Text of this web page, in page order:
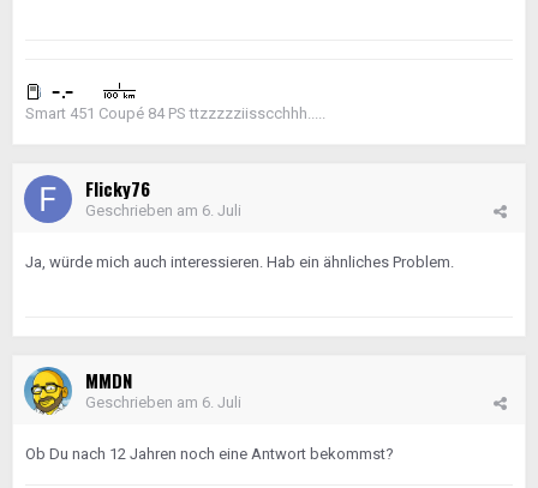
Smart 451 Coupé 84 PS ttzzzzziisscchhh.....
Flicky76
Geschrieben am 6. Juli
Ja, würde mich auch interessieren. Hab ein ähnliches Problem.
MMDN
Geschrieben am 6. Juli
Ob Du nach 12 Jahren noch eine Antwort bekommst?